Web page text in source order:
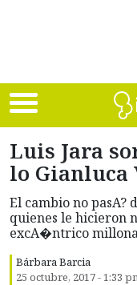
Luis Jara
lo Gianluca
El cambio no pasA?
quienes le hicieron
excA�ntrico
Bárbara Barcia
25 octubre, 2017 - 1:33